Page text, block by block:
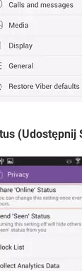
(Udostępnij